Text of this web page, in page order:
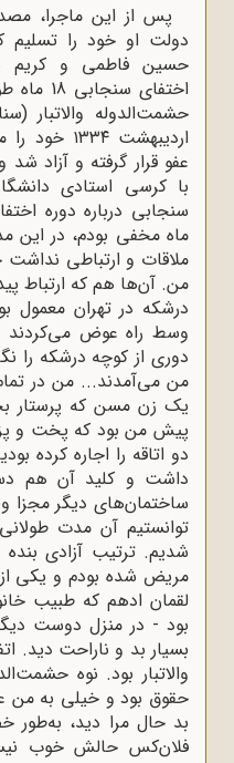
پس از این ماجرا،
دولت او خود را تسلیم
حسین فاطمی و کریم
اختفای
حشمت‌الدوله والاتبار
اردیبهشت
عفو قرار گرفته و آزاد
با کرسی استادی
سنجابی درباره دوره
ماه مخفی بودم، در
ملاقات و ارتباطی نداشت
من. آن‌ها هم که ارتباط
درشکه در تهران معمول
وسط راه عوض می‌‌کردند
دوری از کوچه درشکه را
من می‌‌آمدند... من در
یک زن مسن که پرستار
پیش من بود که پخت و
دو اتاقه را اجاره کرده
داشت و کلید آن هم
ساختمان‌‌های دیگر مجزا
توانستیم آن مدت طولانی
شدیم. ترتیب آزادی
مریض شده بودم و یکی
لقمان ادهم که طبیب
بود - در منزل دوست
بسیار بد و ناراحت دید.
والاتبار بود. نوه‌
حقوق بود و خیلی به من
بد حال مرا دید، به‌‌طور
فلان‌‌کس حالش خوب